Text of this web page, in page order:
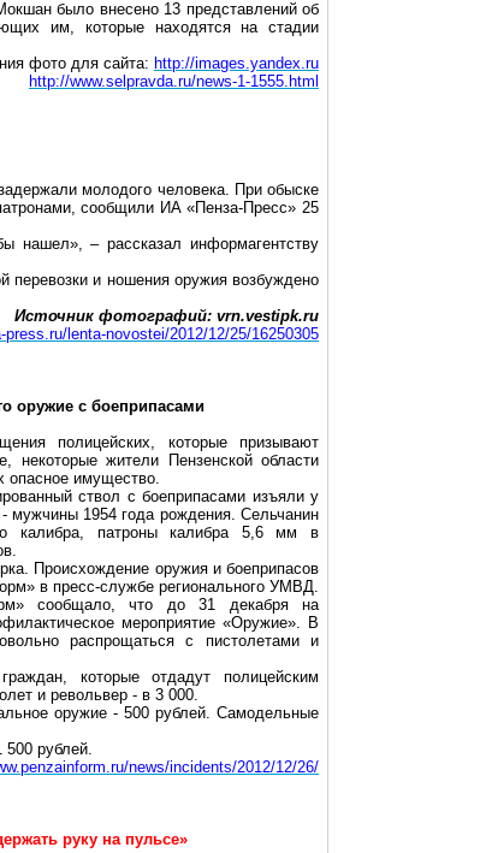
было внесено 13 представлений об
им, которые находятся на стадии
фото для сайта: http://images.yandex.ru
http://www.selpravda.ru/news-1-1555.html
молодого человека. При обыске
сообщили ИА «Пенза-Пресс» 25
нашел», – рассказал информагентству
перевозки и ношения оружия возбуждено
Источник фотографий: vrn.vestipk.ru
press.ru/lenta-novostei/2012/12/25/16250305
оружие с боеприпасами
полицейских, которые призывают
некоторые жители Пензенской области
опасное имущество.
ствол с боеприпасами изъяли у
мужчины 1954 года рождения. Сельчанин
калибра, патроны калибра 5,6 мм в
.
Происхождение оружия и боеприпасов
в пресс-службе регионального УМВД.
сообщало, что до 31 декабря на
мероприятие «Оружие». В
распрощаться с пистолетами и
которые отдадут полицейским
и револьвер - в 3 000.
оружие - 500 рублей. Самодельные
500 рублей.
news/incidents/2012/12/26/
руку на пульсе»